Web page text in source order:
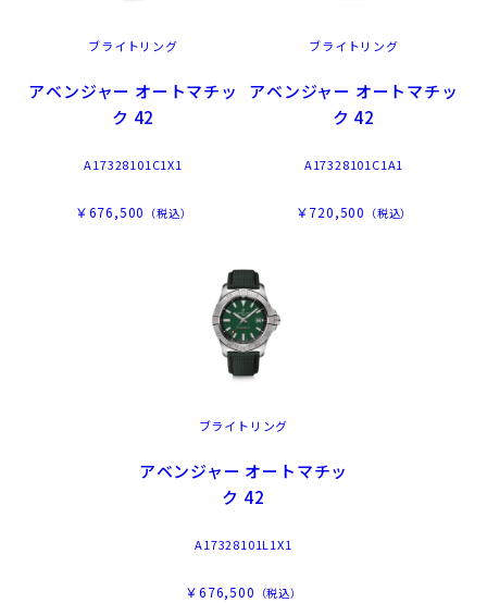
ブライトリング
アベンジャー オートマチッ
ク 42
A17328101C1X1
￥676,500 （税込）
ブライトリング
アベンジャー オートマチッ
ク 42
A17328101C1A1
￥720,500 （税込）
ブライトリング
アベンジャー オートマチッ
ク 42
A17328101L1X1
￥676,500 （税込）